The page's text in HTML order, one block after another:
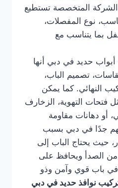
الشركة المتخصصة تستطيع
نوع المفصلات،
بما يتناسب مع
حديد في دبي أنها
تصميم الباب،
النهائي. كما يمكن
فتحات التهوية، الزخارف
أو دهانات مقاومة
جدًا في دبي بسبب
حيث يحتاج الباب إلى
الصدأ ويحافظ على
باب قوي وآمن وذو
نوافذ حديد في دبي